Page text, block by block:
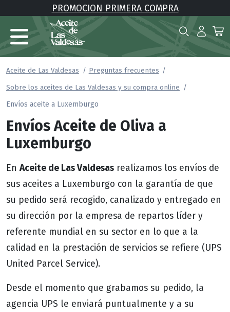
PROMOCION PRIMERA COMPRA
Aceite de Las Valdesas
Preguntas frecuentes
Sobre los aceites de Las Valdesas y su compra online
Envíos aceite a Luxemburgo
Envíos Aceite de Oliva a
Luxemburgo
En Aceite de Las Valdesas realizamos los envíos de
sus aceites a Luxemburgo con la garantía de que
su pedido será recogido, canalizado y entregado en
su dirección por la empresa de repartos líder y
referente mundial en su sector en lo que a la
calidad en la prestación de servicios se refiere (UPS
United Parcel Service).
Desde el momento que grabamos su pedido, la
agencia UPS le enviará puntualmente y a su